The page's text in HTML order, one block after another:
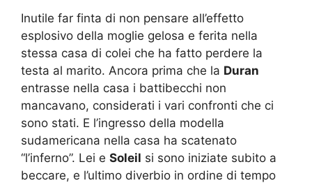
Inutile far finta di non pensare all’effetto
esplosivo della moglie gelosa e ferita nella
stessa casa di colei che ha fatto perdere la
testa al marito. Ancora prima che la Duran
entrasse nella casa i battibecchi non
mancavano, considerati i vari confronti che ci
sono stati. E l’ingresso della modella
sudamericana nella casa ha scatenato
“l’inferno”. Lei e Soleil si sono iniziate subito a
beccare, e l’ultimo diverbio in ordine di tempo